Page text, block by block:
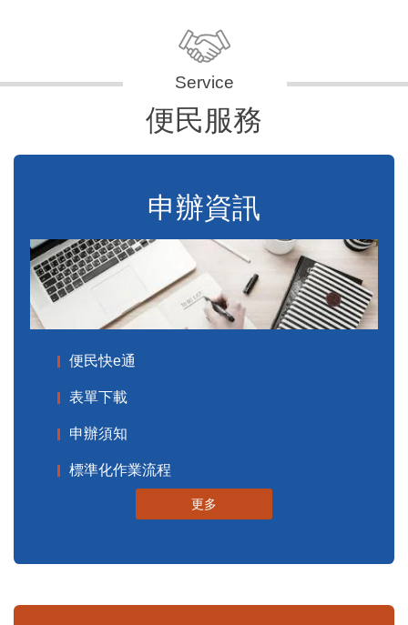
便民服務
申辦資訊
便民快e通
表單下載
申辦須知
標準化作業流程
更多